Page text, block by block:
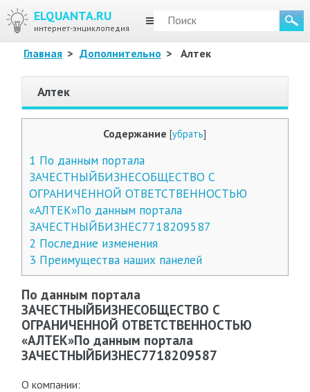
ELQUANTA.RU
интернет-энциклопедия
МЕНЮ
Главная > Дополнительно > Алтек
Алтек
Содержание [убрать]
1 По данным портала
ЗАЧЕСТНЫЙБИЗНЕСОБЩЕСТВО С
ОГРАНИЧЕННОЙ ОТВЕТСТВЕННОСТЬЮ
«АЛТЕК»По данным портала
ЗАЧЕСТНЫЙБИЗНЕС7718209587
2 Последние изменения
3 Преимущества наших панелей
По данным портала
ЗАЧЕСТНЫЙБИЗНЕСОБЩЕСТВО С
ОГРАНИЧЕННОЙ ОТВЕТСТВЕННОСТЬЮ
«АЛТЕК»По данным портала
ЗАЧЕСТНЫЙБИЗНЕС7718209587
О компании: